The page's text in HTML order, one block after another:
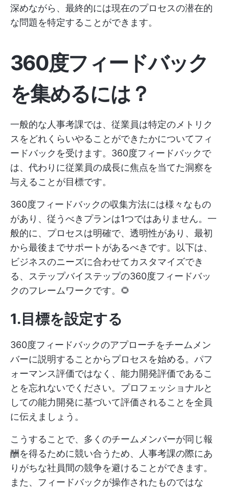
深めながら、最終的には現在のプロセスの潜在的
な問題を特定することができます。
360度フィードバック
を集めるには？
一般的な人事考課では、従業員は特定のメトリク
スをどれくらいやることができたかについてフィ
ードバックを受けます。360度フィードバックで
は、代わりに従業員の成長に焦点を当てた洞察を
与えることが目標です。
360度フィードバックの収集方法には様々なもの
があり、従うべきプランは1つではありません。一
般的に、プロセスは明確で、透明性があり、最初
から最後までサポートがあるべきです。以下は、
ビジネスのニーズに合わせてカスタマイズでき
る、ステップバイステップの360度フィードバッ
クのフレームワークです。🌻
1.目標を設定する
360度フィードバックのアプローチをチームメン
バーに説明することからプロセスを始める。パフ
ォーマンス評価ではなく、能力開発評価であるこ
とを忘れないでください。プロフェッショナルと
しての能力開発に基づいて評価されることを全員
に伝えましょう。
こうすることで、多くのチームメンバーが同じ報
酬を得るために競い合うため、人事考課の際にあ
りがちな社員間の競争を避けることができます。
また、フィードバックが操作されたものではな